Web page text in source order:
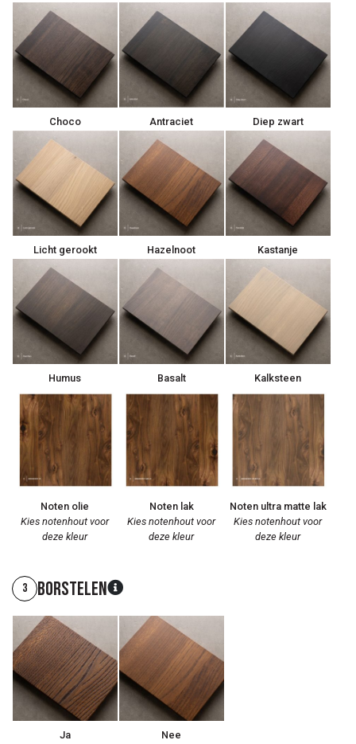
Choco Antraciet Diep zwart
Licht gerookt Hazelnoot Kastanje
Humus Basalt Kalksteen
Noten olie
Kies notenhout voor
deze kleur
Noten lak
Kies notenhout voor
deze kleur
Noten ultra matte lak
Kies notenhout voor
deze kleur
3 Borstelen
Ja Nee